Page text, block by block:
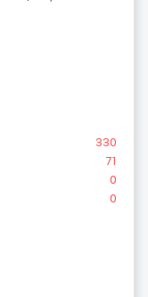
330
71
0
0